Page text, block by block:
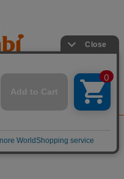
ションを。
株式会社
Combi Corporation.